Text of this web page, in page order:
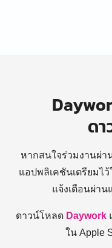
ดา
หากสนใจร่วมงานผ่า
แอปพลิเคชันเตรียมไ
แจ้งเตือนผ่า
ดาวน์โหลด Daywork
ใน Apple